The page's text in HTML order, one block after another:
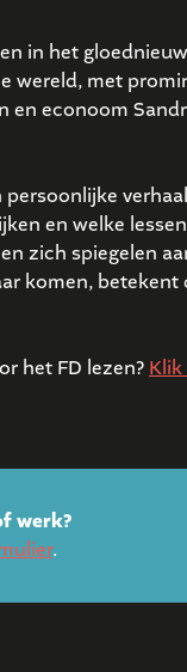
in het
met
en econoom
en welke
zich spiegelen
komen,
het FD lezen? Klik
werk?
.